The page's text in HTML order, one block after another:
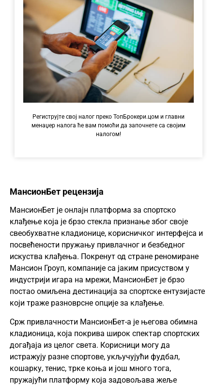
Региструјте свој налог преко ТопБрокери.цом и главни
менаџер налога ће вам помоћи да започнете са својим
налогом!
МансионБет рецензија
МансионБет је онлајн платформа за спортско
клађење која је брзо стекла признање због своје
свеобухватне кладионице, корисничког интерфејса и
посвећености пружању привлачног и безбедног
искуства клађења. Покренут од стране реномиране
Мансион Гроуп, компаније са јаким присуством у
индустрији игара на мрежи, МансионБет је брзо
постао омиљена дестинација за спортске ентузијасте
који траже разноврсне опције за клађење.
Срж привлачности МансионБет-а је његова обимна
кладионица, која покрива широк спектар спортских
догађаја из целог света. Корисници могу да
истражују разне спортове, укључујући фудбал,
кошарку, тенис, трке коња и још много тога,
пружајући платформу која задовољава жеље